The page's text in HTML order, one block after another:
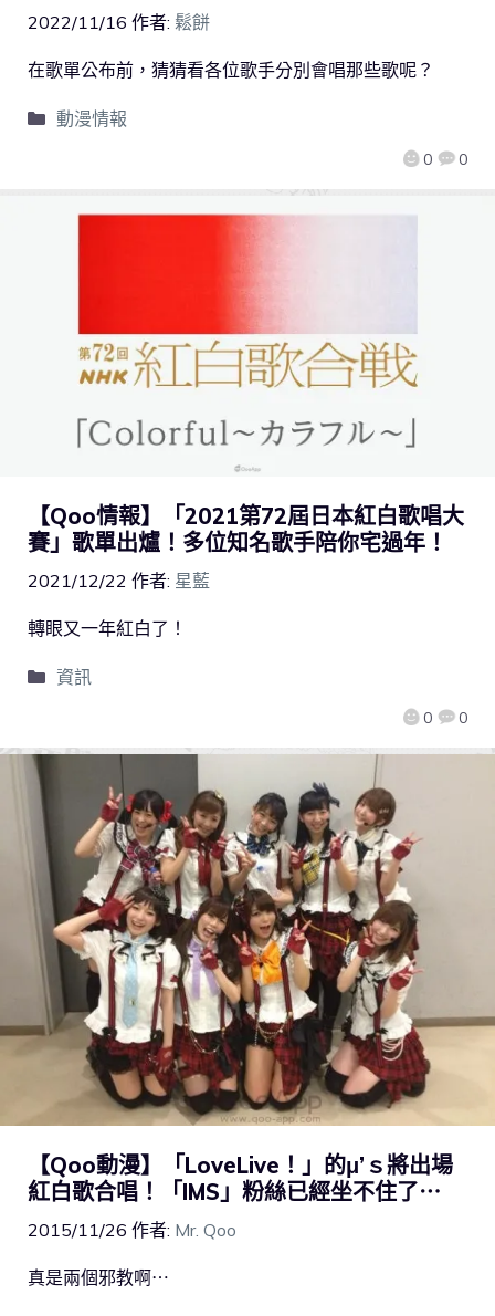
2022/11/16 作者: 鬆餅
0 0
在歌單公布前，猜猜看各位歌手分別會唱那些歌呢？
動漫情報
【Qoo情報】「2021第72屆日本紅白歌唱大
賽」歌單出爐！多位知名歌手陪你宅過年！
2021/12/22 作者: 星藍
0 0
轉眼又一年紅白了！
資訊
【Qoo動漫】「LoveLive！」的μ’ｓ將出場
紅白歌合唱！「IMS」粉絲已經坐不住了⋯
2015/11/26 作者: Mr. Qoo
真是兩個邪教啊⋯